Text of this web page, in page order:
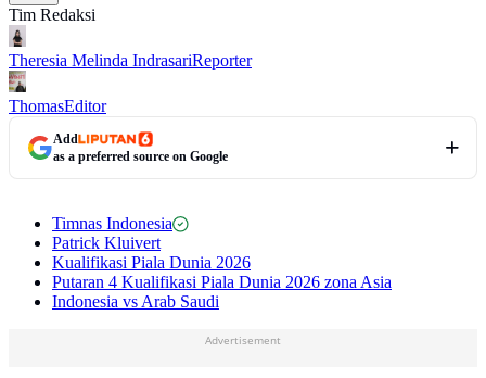
Tim Redaksi
Theresia Melinda IndrasariReporter
ThomasEditor
Add
as a preferred source on Google
Timnas Indonesia
Patrick Kluivert
Kualifikasi Piala Dunia 2026
Putaran 4 Kualifikasi Piala Dunia 2026 zona Asia
Indonesia vs Arab Saudi
Advertisement